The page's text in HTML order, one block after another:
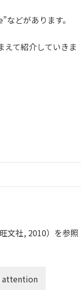
どがあります。
えて紹介していきま
文社, 2010）を参照
attention